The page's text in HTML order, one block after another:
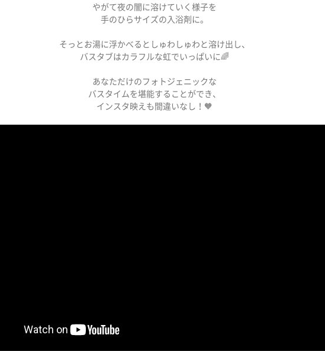
やがて夜の闇に溶けていく様子を
手のひらサイズの入浴剤に。
そっとお湯に浮かべるとしゅわしゅわと溶け出し、
バスタブはカラフルな虹でいっぱいに🌈
あなただけのフォトジェニックな
バスタイムを堪能することができ、
インスタ映えも間違いなし！🧡